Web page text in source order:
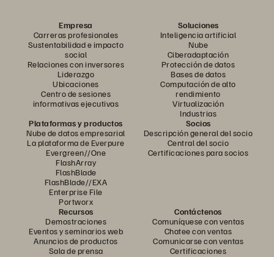
Empresa
Carreras profesionales
Sustentabilidad e impacto
social
Relaciones con inversores
Liderazgo
Ubicaciones
Centro de sesiones
informativas ejecutivas
Soluciones
Inteligencia artificial
Nube
Ciberadaptación
Protección de datos
Bases de datos
Computación de alto
rendimiento
Virtualización
Industrias
Plataformas y productos
Nube de datos empresarial
La plataforma de Everpure
Evergreen//One
FlashArray
FlashBlade
FlashBlade//EXA
Enterprise File
Portworx
Socios
Descripción general del socio
Central del socio
Certificaciones para socios
Recursos
Demostraciones
Eventos y seminarios web
Anuncios de productos
Sala de prensa
Contáctenos
Comuníquese con ventas
Chatee con ventas
Comunicarse con ventas
Certificaciones